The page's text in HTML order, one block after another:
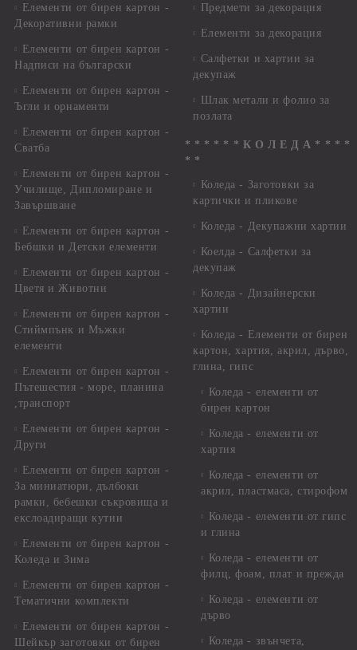
Елементи от бирен картон -
Декоративни рамки
Елементи от бирен картон -
Надписи на български
Елементи от бирен картон -
Ъгли и орнаменти
Елементи от бирен картон -
Сватба
Елементи от бирен картон -
Училище, Дипломиране и
Завършване
Елементи от бирен картон -
Бебшки и Детски елементи
Елементи от бирен картон -
Цветя и Животни
Елементи от бирен картон -
Стиймпънк и Мъжки
елементи
Елементи от бирен картон -
Пътешестия - море, планина
,транспорт
Елементи от бирен картон -
Други
Елементи от бирен картон -
За миниатюри, дълбоки
рамки, бебешки съкровища и
екслоадиращи кутии
Елементи от бирен картон -
Коледа и Зима
Елементи от бирен картон -
Тематични комплекти
Елементи от бирен картон -
Шейкър заготовки от бирен
Предмети за декорация
Елементи за декорация
Салфетки и хартии за
декупаж
Шлак метали и фолио за
позлата
* * * * * * К О Л Е Д А * * * *
* *
Коледа - Заготовки за
картички и пликове
Коледа - Декупажни хартии
Коелда - Салфетки за
декупаж
Коледа - Дизайнерски
хартии
Коледа - Eлементи от бирен
картон, хартия, акрил, дърво,
глина, гипс
Коледа - елементи от
бирен картон
Коледа - елементи от
хартия
Коледа - елементи от
акрил, пластмаса, стирофом
Коледа - елементи от гипс
и глина
Коледа - елементи от
филц, фоам, плат и прежда
Коледа - елементи от
дърво
Коледа - звънчета,